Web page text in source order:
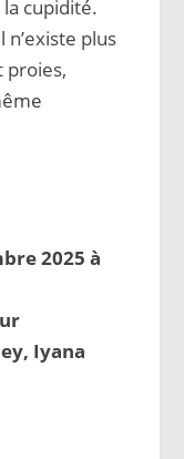
la cupidité.
n’existe plus
proies,
2025 à
Iyana